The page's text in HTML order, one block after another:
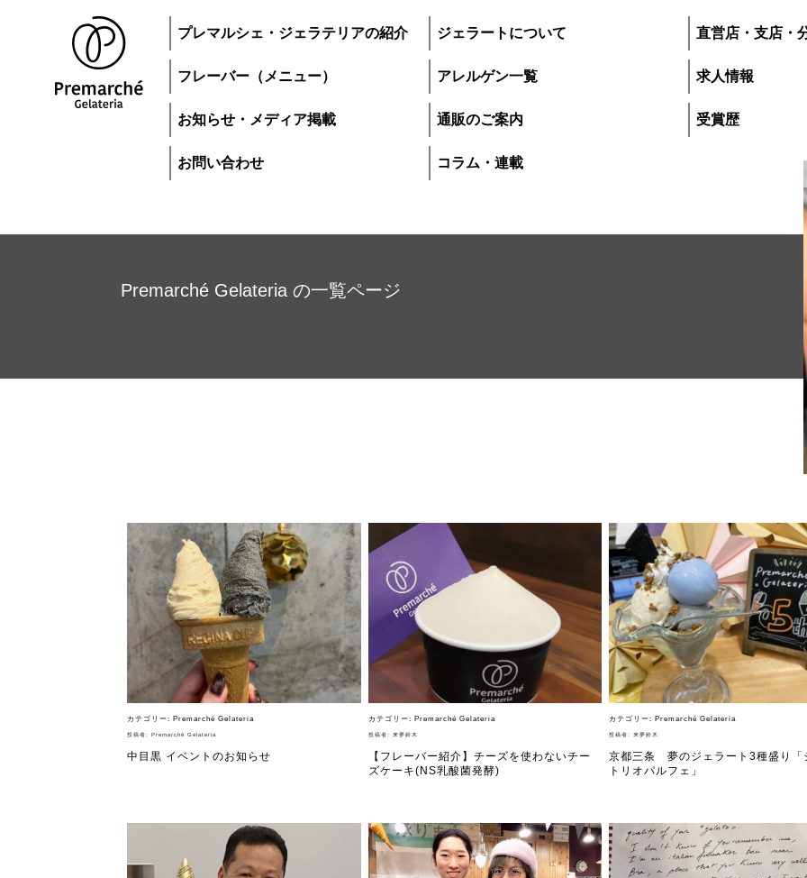
プレマルシェ・ジェラテリアの紹介 ジェラートについて 直営店・支店・
フレーバー（メニュー） アレルゲン一覧 求人情報
お知らせ・メディア掲載 通販のご案内 受賞歴
お問い合わせ コラム・連載
プレマルシェ・ジ
直営店・支店・分
受賞歴 お問い合わせ
コラム・連載
なぜジェラート作りを始めたのか？ プレマルシェジェ
ジェラートの機能性や素材について 譲れないこと、私
やジェラテリアスタッフによる話々
Premarché Gelateria の一覧ページ
カテゴリー: Premarché Gelateria
投稿者: Premarché Gelateria
中目黒 イベントのお知らせ
カテゴリー: Premarché Gelateria
投稿者: 来夢鈴木
【フレーバー紹介】チーズを使わないチー
ズケーキ(NS乳酸菌発酵)
カテゴリー: Premarché Gelateria
投稿者: 来夢鈴木
京都三条 夢のジェラート3種盛り「
トリオパルフェ」